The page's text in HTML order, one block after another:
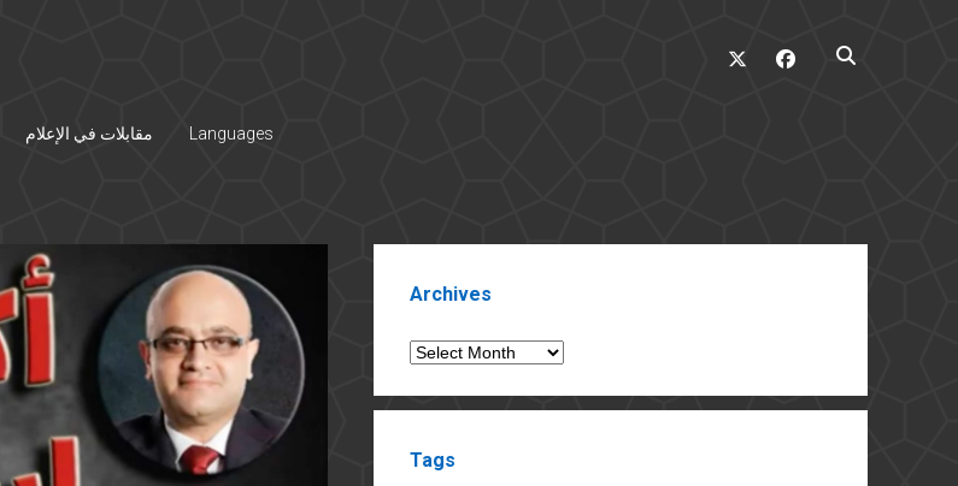
twitter facebook
مقابلات في الإعلام Languages
Archives
Archives
Tags